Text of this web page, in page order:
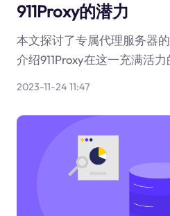
911Proxy的潜力
本文探讨了专属代理服务器
介绍911Proxy在这一充满活力
2023-11-24 11:47